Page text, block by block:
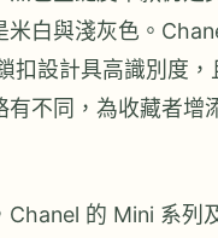
米白與淺灰色。
扣設計具高識別度，
有不同，為收藏者增
Chanel 的 Mini 系列